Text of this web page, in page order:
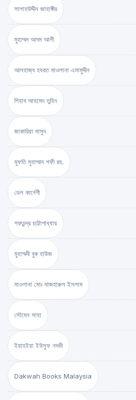
সালাহউদ্দীন জাহাঙ্গীর
মুহাম্মদ আদম আলী
আলহাজ্ব হযরত মাওলানা এমামুদ্দীন
শিহাব আহমেদ তুহিন
জাকারিয়া মাসুদ
মুফতি মুহাম্মাদ শফী রহ.
ডেল কার্নেগী
শরৎচন্দ্র চট্টোপাধ্যায়
মুহাম্মদী বুক হাউজ
মাওলানা মোঃ মাজহারুল ইসলাম
সৌমেন সাহা
ইয়াহইয়া ইউসুফ নদভী
Dakwah Books Malaysia